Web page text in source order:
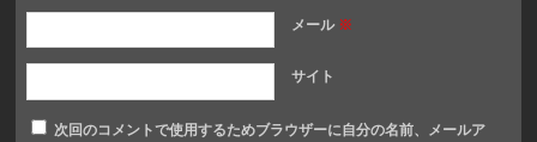
メール※
サイト
次回のコメントで使用するためブラウザーに自分の名前、メールア